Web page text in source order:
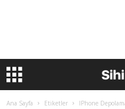
Ana Sayfa Etiketler IPhone